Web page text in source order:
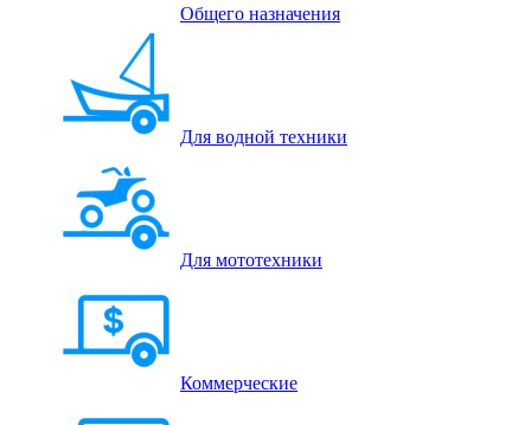
Общего назначения
Для водной техники
Для мототехники
Коммерческие